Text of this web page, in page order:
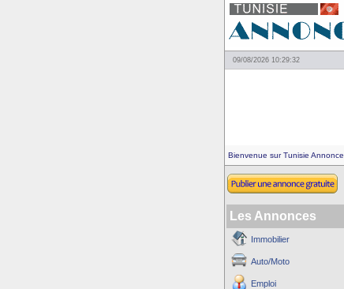
09/08/2026 10:29:32
Bienvenue sur Tunisie Annonce.
Les Annonces
Immobilier
Auto/Moto
Emploi